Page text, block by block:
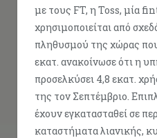
με τους FT, η Toss, μία
χρησιμοποιείται από
πληθυσμού της χώρας
εκατ. ανακοίνωσε ότι η
προσελκύσει 4,8 εκατ.
της τον Σεπτέμβριο.
έχουν εγκατασταθεί σε
καταστήματα λιανικής,